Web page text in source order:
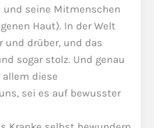
seine Mitmenschen
Haut). In der Welt
und drüber, und das
sogar stolz. Und genau
allem diese
sei es auf bewusster